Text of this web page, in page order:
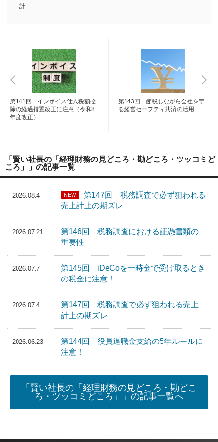
計
第141回 インボイス仕入税額控
除の経過措置改正に注意（令和8
年度改正）
第143回 節税しながら会社を守
る経営セーフティ共済の活用
「賢い社長の「経理財務の見どころ・勘どころ・ツッコミど
ころ」」の記事一覧
2026.08.4 NEW
第147回 税務調査で必ず狙われる
売上計上の期ズレ
2026.07.21
第146回 税務調査における証憑書類の
重要性
2026.07.7
第145回 iDeCoを一時金で受け取るとき
の税金に注意！
2026.07.4
第147回 税務調査で必ず狙われる売上
計上の期ズレ
2026.06.23
第144回 役員退職金支給の5年ルールに
注意！
「賢い社長の「経理財務の見どころ・勘どこ
ろ・ツッコミどころ」」の記事一覧へ